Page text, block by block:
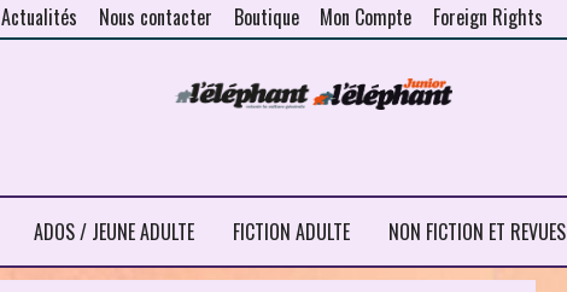
Actualités Nous contacter Boutique Mon Compte Foreign Rights
ADOS / JEUNE ADULTE FICTION ADULTE NON FICTION ET REVUES